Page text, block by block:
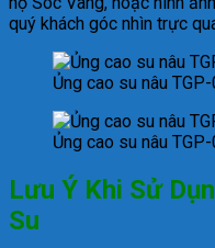
quý khách góc nhìn trực
Ủng cao su nâu
Ủng cao su nâu
Lưu Ý Khi Sử
Su